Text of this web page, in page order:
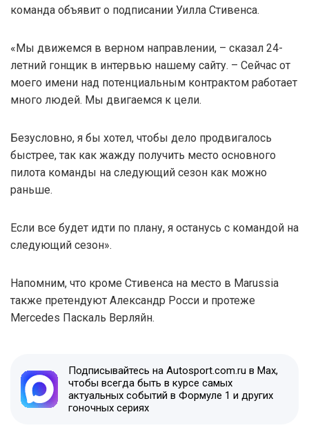
команда объявит о подписании Уилла Стивенса.
«Мы движемся в верном направлении, – сказал 24-
летний гонщик в интервью нашему сайту. – Сейчас от
моего имени над потенциальным контрактом работает
много людей. Мы двигаемся к цели.
Безусловно, я бы хотел, чтобы дело продвигалось
быстрее, так как жажду получить место основного
пилота команды на следующий сезон как можно
раньше.
Если все будет идти по плану, я останусь с командой на
следующий сезон».
Напомним, что кроме Стивенса на место в Marussia
также претендуют Александр Росси и протеже
Mercedes Паскаль Верляйн.
Подписывайтесь на Autosport.com.ru в Max,
чтобы всегда быть в курсе самых
актуальных событий в Формуле 1 и других
гоночных сериях